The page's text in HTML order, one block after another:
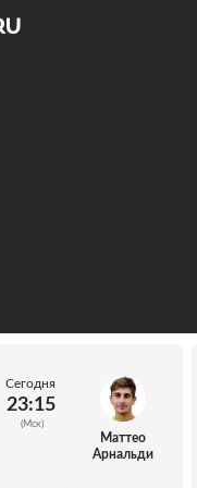
Сегодня
23:15
(Мск)
Маттео
Арнальди